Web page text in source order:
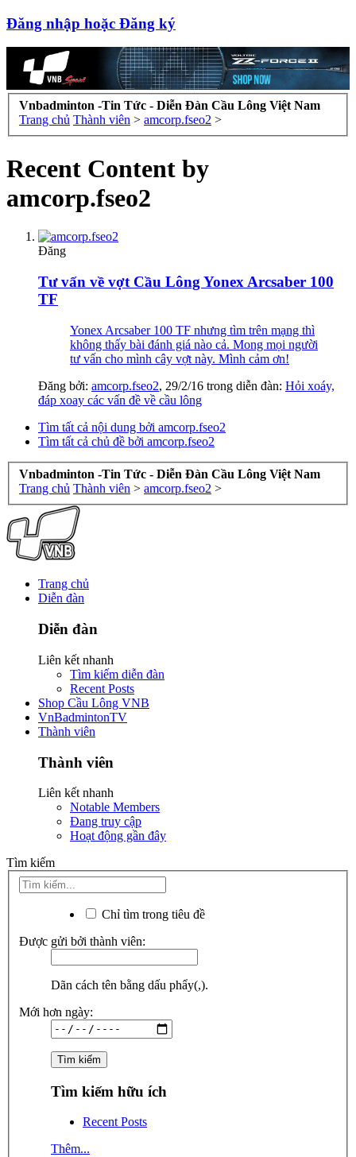
Đăng nhập hoặc Đăng ký
Vnbadminton -Tin Tức - Diễn Đàn Cầu Lông Việt Nam
Trang chủ Thành viên > amcorp.fseo2 >
Recent Content by
amcorp.fseo2
Đăng
Tư vấn về vợt Cầu Lông Yonex Arcsaber 100
TF
Yonex Arcsaber 100 TF nhưng tìm trên mạng thì
không thấy bài đánh giá nào cả. Mong mọi người
tư vấn cho mình cây vợt này. Mình cảm ơn!
Đăng bởi: amcorp.fseo2, 29/2/16 trong diễn đàn: Hỏi xoáy,
đáp xoay các vấn đề về cầu lông
Tìm tất cả nội dung bởi amcorp.fseo2
Tìm tất cả chủ đề bởi amcorp.fseo2
Vnbadminton -Tin Tức - Diễn Đàn Cầu Lông Việt Nam
Trang chủ Thành viên > amcorp.fseo2 >
Trang chủ
Diễn đàn
Diễn đàn
Liên kết nhanh
Tìm kiếm diễn đàn
Recent Posts
Shop Cầu Lông VNB
VnBadmintonTV
Thành viên
Thành viên
Liên kết nhanh
Notable Members
Đang truy cập
Hoạt động gần đây
Tìm kiếm
Chỉ tìm trong tiêu đề
Được gửi bởi thành viên:
Dãn cách tên bằng dấu phẩy(,).
Mới hơn ngày:
Tìm kiếm hữu ích
Recent Posts
Thêm...